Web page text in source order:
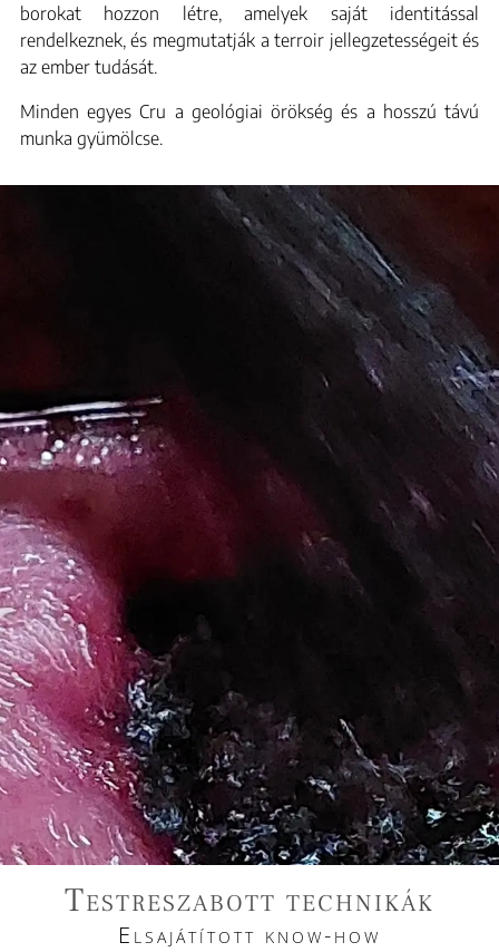
borokat hozzon létre, amelyek saját identitással
rendelkeznek, és megmutatják a terroir jellegzetességeit és
az ember tudását.
Minden egyes Cru a geológiai örökség és a hosszú távú
munka gyümölcse.
Testreszabott technikák
Elsajátított know-how